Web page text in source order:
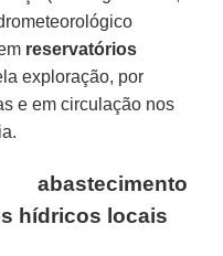
reservatórios
exploração, por
e em circulação nos
hídricos locais